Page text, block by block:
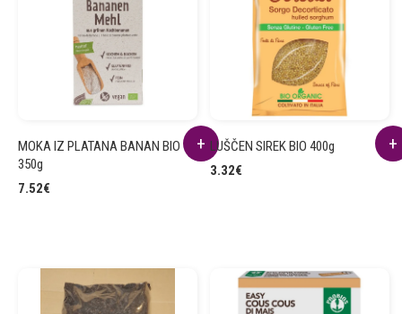
MOKA IZ PLATANA BANAN BIO
350g
7.52€
LUŠČEN SIREK BIO 400g
3.32€